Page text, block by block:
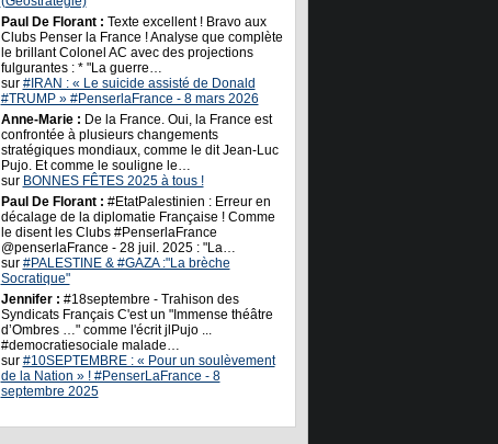
Paul De Florant : Texte excellent ! Bravo aux
Clubs Penser la France ! Analyse que complète
le brillant Colonel AC avec des projections
fulgurantes : * "La guerre…
sur #IRAN : « Le suicide assisté de Donald
#TRUMP » #PenserlaFrance - 8 mars 2026
Anne-Marie : De la France. Oui, la France est
confrontée à plusieurs changements
stratégiques mondiaux, comme le dit Jean-Luc
Pujo. Et comme le souligne le…
sur BONNES FÊTES 2025 à tous !
Paul De Florant : #EtatPalestinien : Erreur en
décalage de la diplomatie Française ! Comme
le disent les Clubs #PenserlaFrance
@penserlaFrance - 28 juil. 2025 : "La…
sur #PALESTINE & #GAZA :"La brèche
Socratique"
Jennifer : #18septembre - Trahison des
Syndicats Français C'est un "Immense théâtre
d’Ombres …" comme l'écrit jlPujo ...
#democratiesociale malade…
sur #10SEPTEMBRE : « Pour un soulèvement
de la Nation » ! #PenserLaFrance - 8
septembre 2025